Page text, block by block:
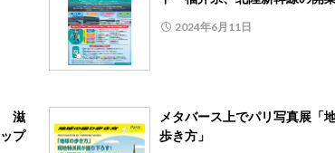
2024年6月11日
滋
プ
メタバース上でパリ写真展「
歩き方」